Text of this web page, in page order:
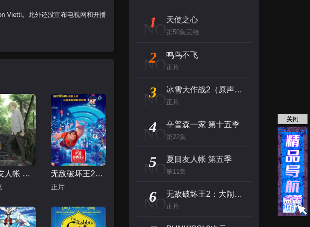
Vietti。此外还没宣布电视网和开播
夏目友人帐 第五季 无敌破坏王2：大闹互联网
正片
NO
1 天使之心
第50集完结
NO
2 鸣鸟不飞
正片
NO
3 冰雪大作战2（原声版）
正片
NO
4 辛普森一家 第十五季
第22集
NO
5 夏目友人帐 第五季
第11集
NO
6 无敌破坏王2：大闹互联网
正片
关闭